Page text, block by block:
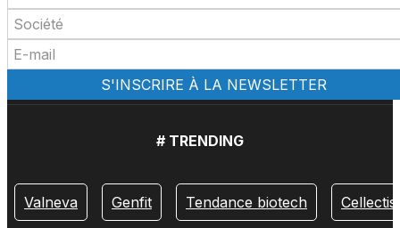
# TRENDING
Valneva Genfit Tendance biotech Cellectis